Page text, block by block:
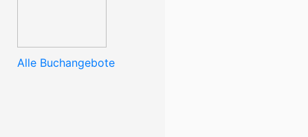
Alle Buchangebote